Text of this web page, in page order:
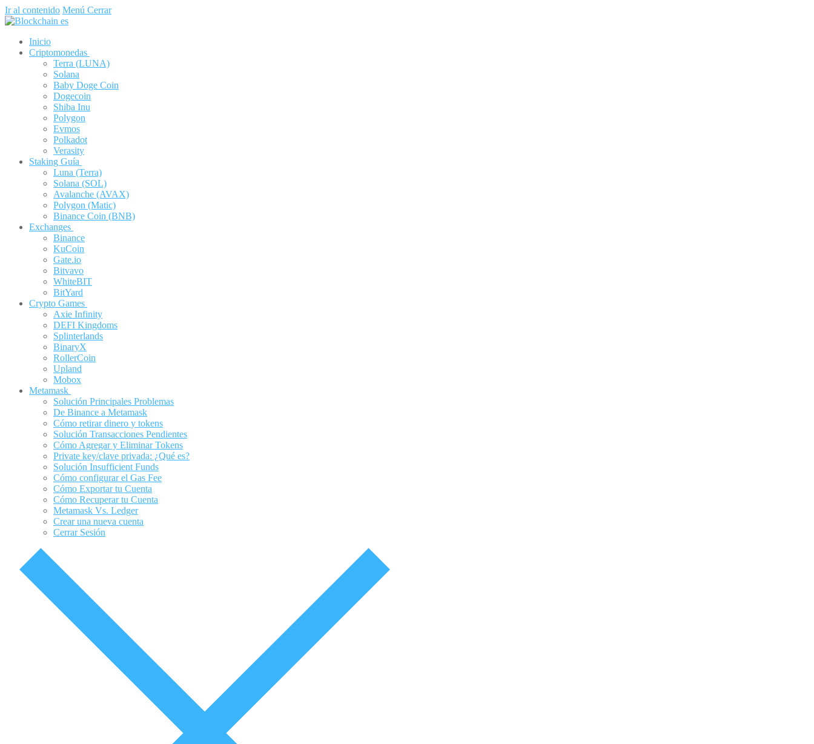
Ir al contenido Menú Cerrar
Inicio
Criptomonedas
Terra (LUNA)
Solana
Baby Doge Coin
Dogecoin
Shiba Inu
Polygon
Evmos
Polkadot
Verasity
Staking Guía
Luna (Terra)
Solana (SOL)
Avalanche (AVAX)
Polygon (Matic)
Binance Coin (BNB)
Exchanges
Binance
KuCoin
Gate.io
Bitvavo
WhiteBIT
BitYard
Crypto Games
Axie Infinity
DEFI Kingdoms
Splinterlands
BinaryX
RollerCoin
Upland
Mobox
Metamask
Solución Principales Problemas
De Binance a Metamask
Cómo retirar dinero y tokens
Solución Transacciones Pendientes
Cómo Agregar y Eliminar Tokens
Private key/clave privada: ¿Qué es?
Solución Insufficient Funds
Cómo configurar el Gas Fee
Cómo Exportar tu Cuenta
Cómo Recuperar tu Cuenta
Metamask Vs. Ledger
Crear una nueva cuenta
Cerrar Sesión